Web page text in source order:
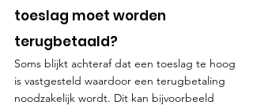
toeslag moet worden
terugbetaald?
Soms blijkt achteraf dat een toeslag te hoog
is vastgesteld waardoor een terugbetaling
noodzakelijk wordt. Dit kan bijvoorbeeld